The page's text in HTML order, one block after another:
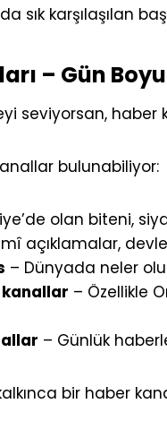
sık karşılaşılan
– Gün
seviyorsan,
bulunabiliyor:
olan biteni,
açıklamalar,
– Dünyada neler
kanallar – Özellikle
– Günlük
bir haber